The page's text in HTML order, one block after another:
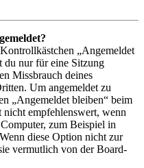
„Angemeldet
du nur für eine Sitzung
Missbrauch deines
Um angemeldet zu
„Angemeldet bleiben“ beim
empfehlenswert, wenn
zum Beispiel in
diese Option nicht zur
vermutlich von der Board-